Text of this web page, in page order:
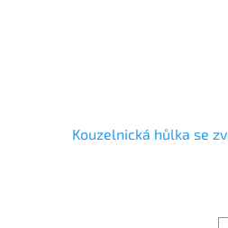
Kouzelnická hůlka se